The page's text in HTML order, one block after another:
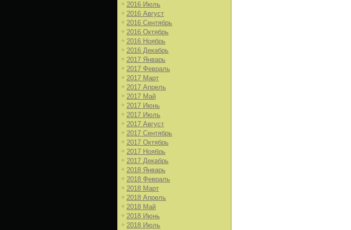
2016 Июль
2016 Август
2016 Сентябрь
2016 Октябрь
2016 Ноябрь
2016 Декабрь
2017 Январь
2017 Февраль
2017 Март
2017 Апрель
2017 Май
2017 Июнь
2017 Июль
2017 Август
2017 Сентябрь
2017 Октябрь
2017 Ноябрь
2017 Декабрь
2018 Январь
2018 Февраль
2018 Март
2018 Апрель
2018 Май
2018 Июнь
2018 Июль